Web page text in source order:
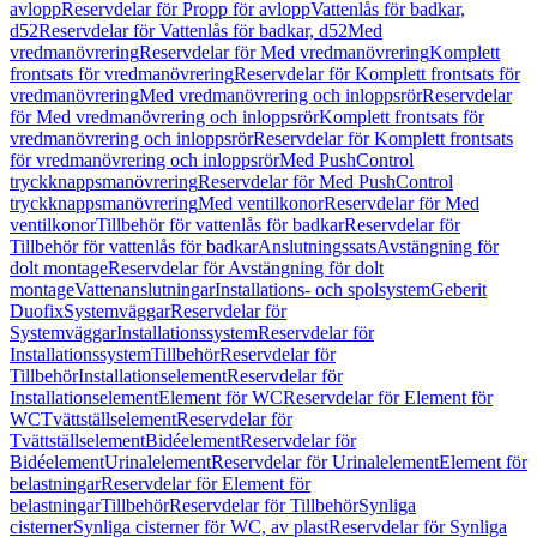
avloppReservdelar för Propp för avloppVattenlås för badkar,
d52Reservdelar för Vattenlås för badkar, d52Med
vredmanövreringReservdelar för Med vredmanövreringKomplett
frontsats för vredmanövreringReservdelar för Komplett frontsats för
vredmanövreringMed vredmanövrering och inloppsrörReservdelar
för Med vredmanövrering och inloppsrörKomplett frontsats för
vredmanövrering och inloppsrörReservdelar för Komplett frontsats
för vredmanövrering och inloppsrörMed PushControl
tryckknappsmanövreringReservdelar för Med PushControl
tryckknappsmanövreringMed ventilkonorReservdelar för Med
ventilkonorTillbehör för vattenlås för badkarReservdelar för
Tillbehör för vattenlås för badkarAnslutningssatsAvstängning för
dolt montageReservdelar för Avstängning för dolt
montageVattenanslutningarInstallations- och spolsystemGeberit
DuofixSystemväggarReservdelar för
SystemväggarInstallationssystemReservdelar för
InstallationssystemTillbehörReservdelar för
TillbehörInstallationselementReservdelar för
InstallationselementElement för WCReservdelar för Element för
WCTvättställselementReservdelar för
TvättställselementBidéelementReservdelar för
BidéelementUrinalelementReservdelar för UrinalelementElement för
belastningarReservdelar för Element för
belastningarTillbehörReservdelar för TillbehörSynliga
cisternerSynliga cisterner för WC, av plastReservdelar för Synliga